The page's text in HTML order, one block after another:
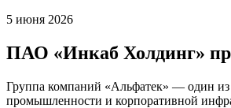
5 июня 2026
ПАО «Инкаб Холдинг»
Группа компаний «Альфатек» — один из
промышленности и корпоративной